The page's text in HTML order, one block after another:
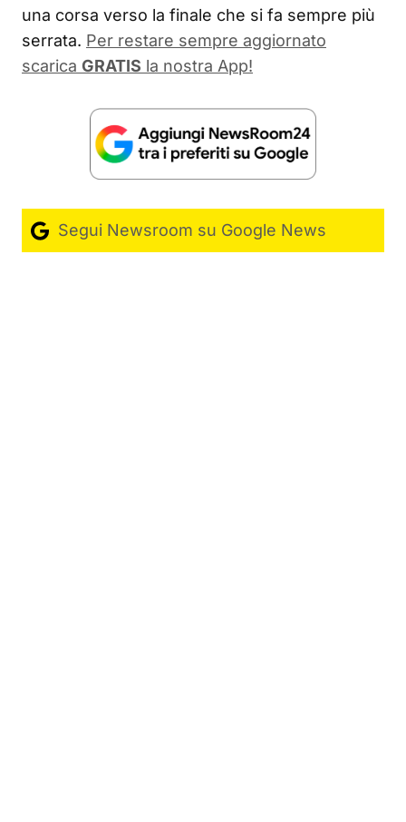
una corsa verso la finale che si fa sempre più
serrata. Per restare sempre aggiornato
scarica GRATIS la nostra App!
Segui Newsroom su Google News